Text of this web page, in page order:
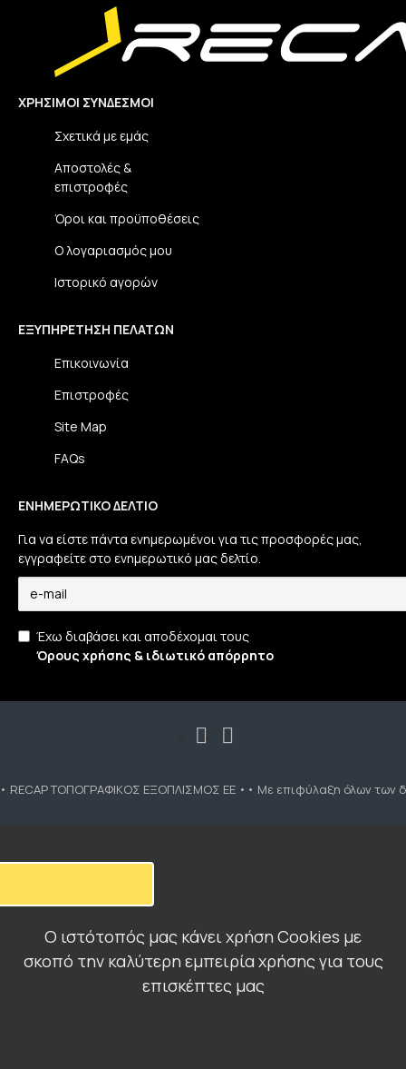
ΧΡΉΣΙΜΟΙ ΣΎΝΔΕΣΜΟΙ
Σχετικά με εμάς
Αποστολές &
επιστροφές
Όροι και προϋποθέσεις
Ο λογαριασμός μου
Ιστορικό αγορών
ΕΞΥΠΗΡΈΤΗΣΗ ΠΕΛΑΤΏΝ
Επικοινωνία
Επιστροφές
Site Map
FAQs
ΕΝΗΜΕΡΩΤΙΚΌ ΔΕΛΤΊΟ
Για να είστε πάντα ενημερωμένοι για τις προσφορές μας,
εγγραφείτε στο ενημερωτικό μας δελτίο.
Έχω διαβάσει και αποδέχομαι τους
Όρους χρήσης & ιδιωτικό απόρρητο
ΤΟΠΟΓΡΑΦΙΚΟΣ ΕΞΟΠΛΙΣΜΟΣ ΕΕ •• Με επιφύλαξη όλων των
Ο ιστότοπός μας κάνει χρήση Cookies με
σκοπό την καλύτερη εμπειρία χρήσης για τους
επισκέπτες μας